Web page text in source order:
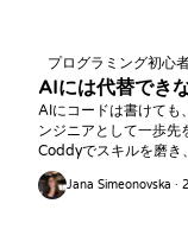
プログラミング初心
AIには代替でき
AIにコードは書けても
ンジニアとして一歩先
Coddyでスキルを磨き
Jana Simeonovska ·